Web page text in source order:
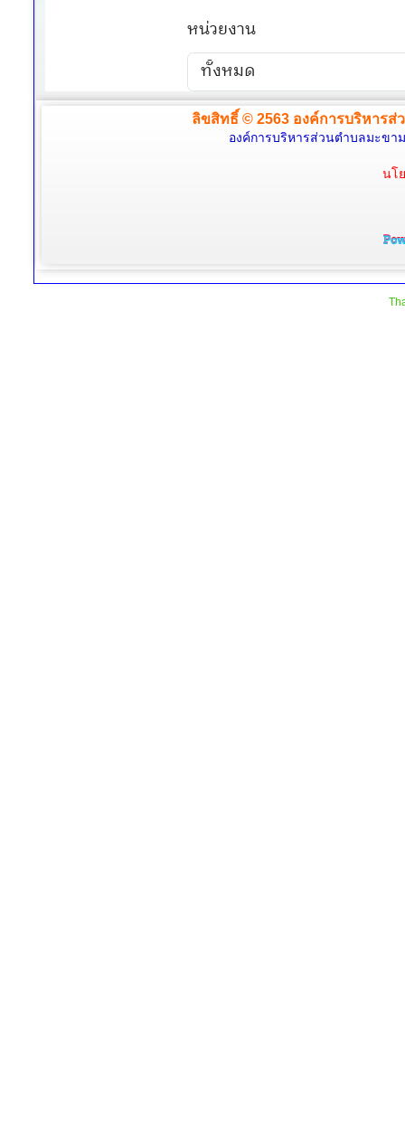
ลิขสิทธิ์ © 2563 องค์การบริหาร
องค์การบริหารส่วนตำบลมะขา
นโ